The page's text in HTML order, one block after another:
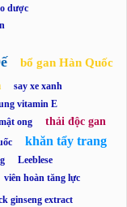
dược
bổ gan Hàn Quốc
say xe xanh
vitamin E
ong thải độc gan
khăn tẩy trang
Leeblese
viên hoàn tăng lực
ginseng extract